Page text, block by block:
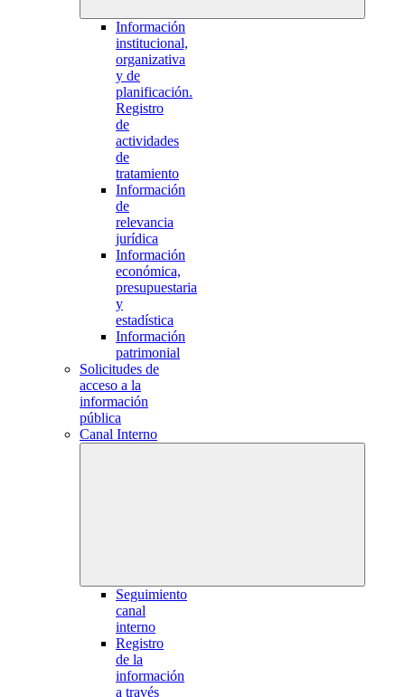
Información
institucional,
organizativa
y de
planificación.
Registro
de
actividades
de
tratamiento
Información
de
relevancia
jurídica
Información
económica,
presupuestaria
y
estadística
Información
patrimonial
Solicitudes de
acceso a la
información
pública
Canal Interno
Seguimiento
canal
interno
Registro
de la
información
a través